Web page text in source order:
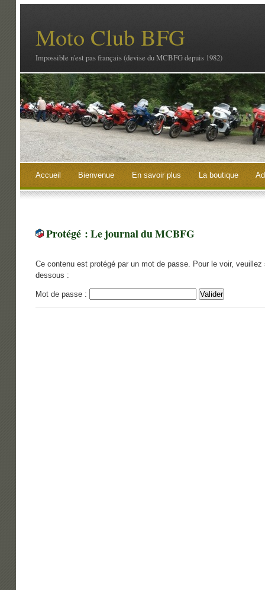
Moto Club BFG
Impossible n'est pas français (devise du MCBFG depuis 1982)
Accueil Bienvenue En savoir plus La boutique
Protégé : Le journal du MCBFG
Ce contenu est protégé par un mot de passe. Pour le voir,
dessous :
Mot de passe :